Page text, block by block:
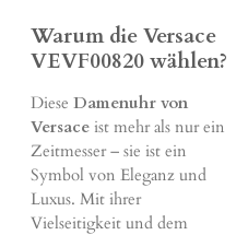
Warum die Versace
VEVF00820 wählen?
Diese Damenuhr von
Versace ist mehr als nur ein
Zeitmesser – sie ist ein
Symbol von Eleganz und
Luxus. Mit ihrer
Vielseitigkeit und dem